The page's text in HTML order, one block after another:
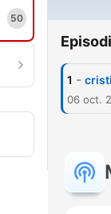
50
1 -
06 oct.